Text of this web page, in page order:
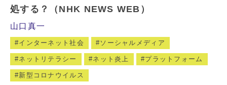
処する？（NHK NEWS WEB）
山口真一
インターネット社会 ソーシャルメディア
ネットリテラシー ネット炎上 プラットフォーム
新型コロナウイルス